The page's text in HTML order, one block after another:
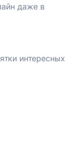
даже в
интересных